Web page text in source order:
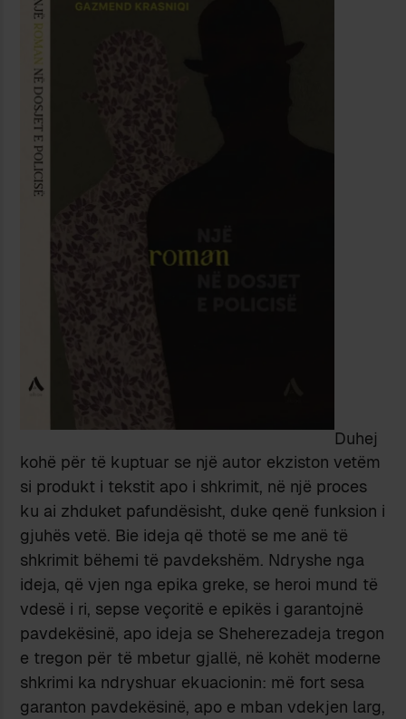
Duhej
kohë për të kuptuar se një autor ekziston vetëm
si produkt i tekstit apo i shkrimit, në një proces
ku ai zhduket pafundësisht, duke qenë funksion i
gjuhës vetë. Bie ideja që thotë se me anë të
shkrimit bëhemi të pavdekshëm. Ndryshe nga
ideja, që vjen nga epika greke, se heroi mund të
vdesë i ri, sepse veçoritë e epikës i garantojnë
pavdekësinë, apo ideja se Sheherezadeja tregon
e tregon për të mbetur gjallë, në kohët moderne
shkrimi ka ndryshuar ekuacionin: më fort sesa
garanton pavdekësinë, apo e mban vdekjen larg,